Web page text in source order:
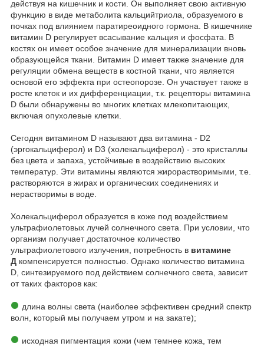
действуя на кишечник и кости. Он выполняет свою активную
функцию в виде метаболита кальцийтриола, образуемого в
почках под влиянием паратиреоидного гормона. В кишечнике
витамин D регулирует всасывание кальция и фосфата. В
костях он имеет особое значение для минерализации вновь
образующейся ткани. Витамин D имеет также значение для
регуляции обмена веществ в костной ткани, что является
основой его эффекта при остеопорозе. Он участвует также в
росте клеток и их дифференциации, т.к. рецепторы витамина
D были обнаружены во многих клетках млекопитающих,
включая опухолевые клетки.
Сегодня витамином D называют два витамина - D2
(эргокальциферол) и D3 (холекальциферол) - это кристаллы
без цвета и запаха, устойчивые в воздействию высоких
температур. Эти витамины являются жирорастворимыми, т.е.
растворяются в жирах и органических соединениях и
нерастворимы в воде.
Холекальциферол образуется в коже под воздействием
ультрафиолетовых лучей солнечного света. При условии, что
организм получает достаточное количество
ультрафиолетового излучения, потребность в витамине
Д компенсируется полностью. Однако количество витамина
D, синтезируемого под действием солнечного света, зависит
от таких факторов как:
длина волны света (наиболее эффективен средний спектр
волн, который мы получаем утром и на закате);
исходная пигментация кожи (чем темнее кожа, тем